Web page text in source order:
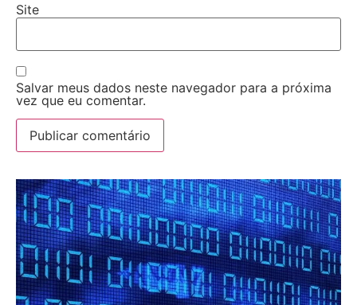
Site
Salvar meus dados neste navegador para a próxima
vez que eu comentar.